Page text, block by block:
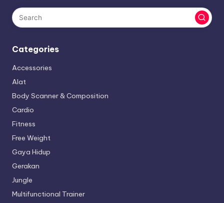
Categories
Accessories
Alat
Body Scanner & Composition
Cardio
Fitness
Free Weight
Gaya Hidup
Gerakan
Jungle
Multifunctional Trainer